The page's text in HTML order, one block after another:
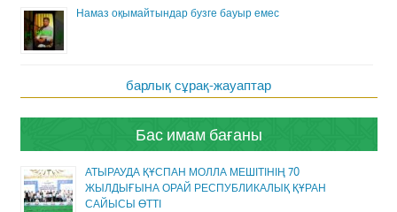
Намаз оқымайтындар бузге бауыр емес
барлық сұрақ-жауаптар
Бас имам бағаны
АТЫРАУДА ҚҰСПАН МОЛЛА МЕШІТІНІҢ 70
ЖЫЛДЫҒЫНА ОРАЙ РЕСПУБЛИКАЛЫҚ ҚҰРАН
САЙЫСЫ ӨТТІ